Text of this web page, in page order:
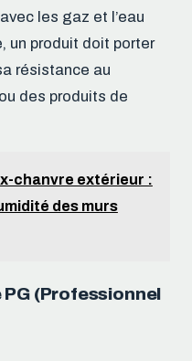
les gaz et l’eau
un produit doit porter
résistance au
des produits de
chanvre extérieur :
des murs
(Professionnel